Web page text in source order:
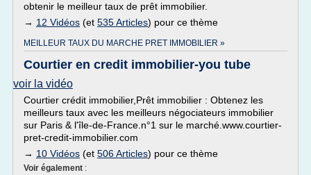
obtenir le meilleur taux de prêt immobilier.
→ 12 Vidéos (et 535 Articles) pour ce thème
MEILLEUR TAUX DU MARCHE PRET IMMOBILIER »
Courtier en credit immobilier-you tube
voir la vidéo
Courtier crédit immobilier,Prêt immobilier : Obtenez les
meilleurs taux avec les meilleurs négociateurs immobilier
sur Paris & l'île-de-France.n°1 sur le marché.www.courtier-
pret-credit-immobilier.com
→ 10 Vidéos (et 506 Articles) pour ce thème
Voir également :